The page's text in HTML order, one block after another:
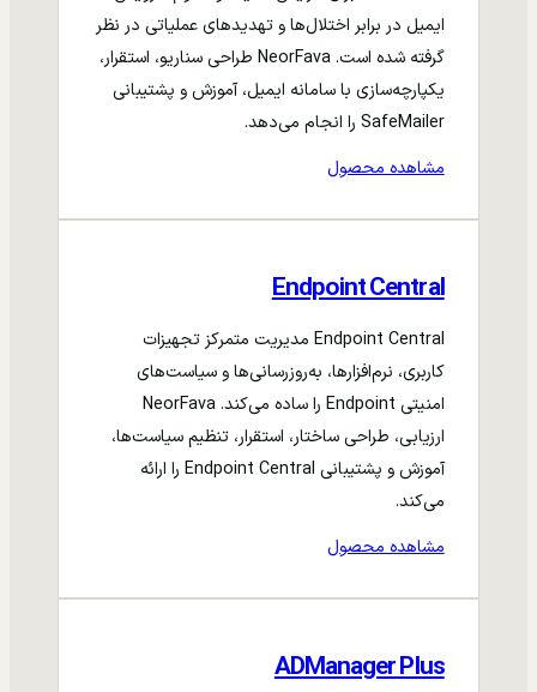
ایمیل در برابر اختلال‌ها و تهدیدهای عملیاتی در نظر
گرفته شده است. NeorFava طراحی سناریو، استقرار،
یکپارچه‌سازی با سامانه ایمیل، آموزش و پشتیبانی
SafeMailer را انجام می‌دهد.
مشاهده محصول
Endpoint Central
Endpoint Central مدیریت متمرکز تجهیزات
کاربری، نرم‌افزارها، به‌روزرسانی‌ها و سیاست‌های
امنیتی Endpoint را ساده می‌کند. NeorFava
ارزیابی، طراحی ساختار، استقرار، تنظیم سیاست‌ها،
آموزش و پشتیبانی Endpoint Central را ارائه
می‌کند.
مشاهده محصول
ADManager Plus